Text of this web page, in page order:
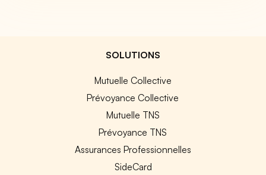
SOLUTIONS
Mutuelle Collective
Prévoyance Collective
Mutuelle TNS
Prévoyance TNS
Assurances Professionnelles
SideCard